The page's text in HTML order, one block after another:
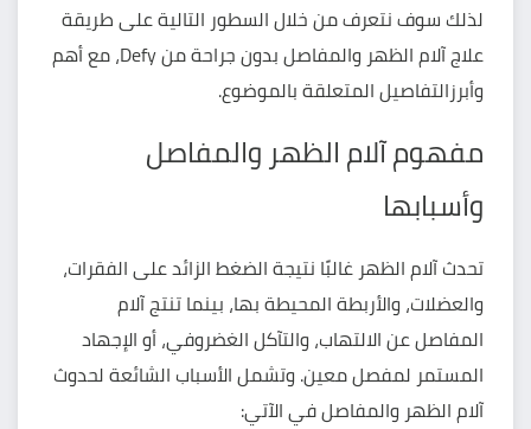
لذلك سوف نتعرف من خلال السطور التالية علىطريقة
علاج آلام الظهر والمفاصل بدون جراحة
من Defy، مع أهم
وأبرزالتفاصيل المتعلقة بالموضوع.
مفهوم آلام الظهر والمفاصل
وأسبابها
تحدث آلام الظهر غالبًا نتيجة الضغط الزائد على الفقرات،
والعضلات، والأربطة المحيطة بها، بينما تنتج آلام
المفاصل عن الالتهاب، والتآكل الغضروفي، أو الإجهاد
المستمر لمفصل معين. وتشمل الأسباب الشائعة لحدوث
آلام الظهر والمفاصل في الآتي: